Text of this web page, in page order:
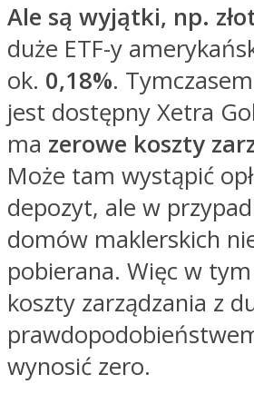
Ale są wyjątki, np.
duże ETF-y
ok. 0,18%.
jest dostępny Xetra
ma zerowe koszty
Może tam wystąpić
depozyt, ale w
domów maklerskich
pobierana. Więc w
koszty zarządzania z
wynosić zero.